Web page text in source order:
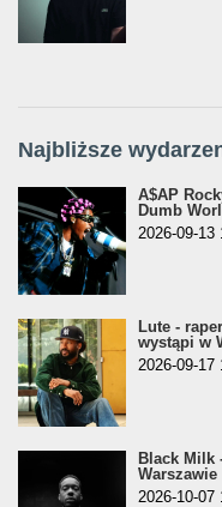
Najbliższe
A$AP
Dumb
2026-09-13
Lute -
wystąpi w
2026-09-17
Black Milk
Warszawie
2026-10-07